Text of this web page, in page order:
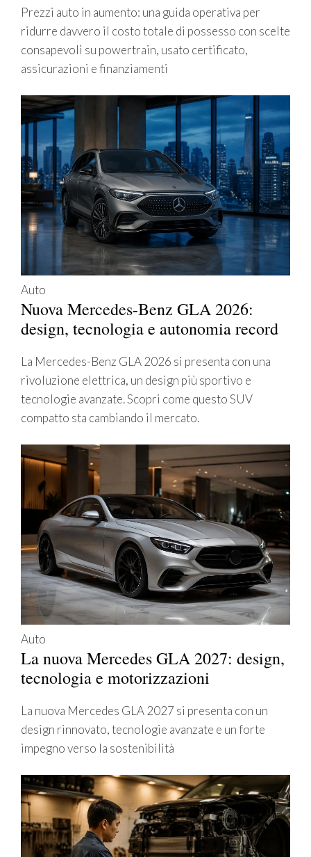
Prezzi auto in aumento: una guida operativa per
ridurre davvero il costo totale di possesso con scelte
consapevoli su powertrain, usato certificato,
assicurazioni e finanziamenti
Auto
Nuova Mercedes-Benz GLA 2026:
design, tecnologia e autonomia record
La Mercedes-Benz GLA 2026 si presenta con una
rivoluzione elettrica, un design più sportivo e
tecnologie avanzate. Scopri come questo SUV
compatto sta cambiando il mercato.
Auto
La nuova Mercedes GLA 2027: design,
tecnologia e motorizzazioni
La nuova Mercedes GLA 2027 si presenta con un
design rinnovato, tecnologie avanzate e un forte
impegno verso la sostenibilità